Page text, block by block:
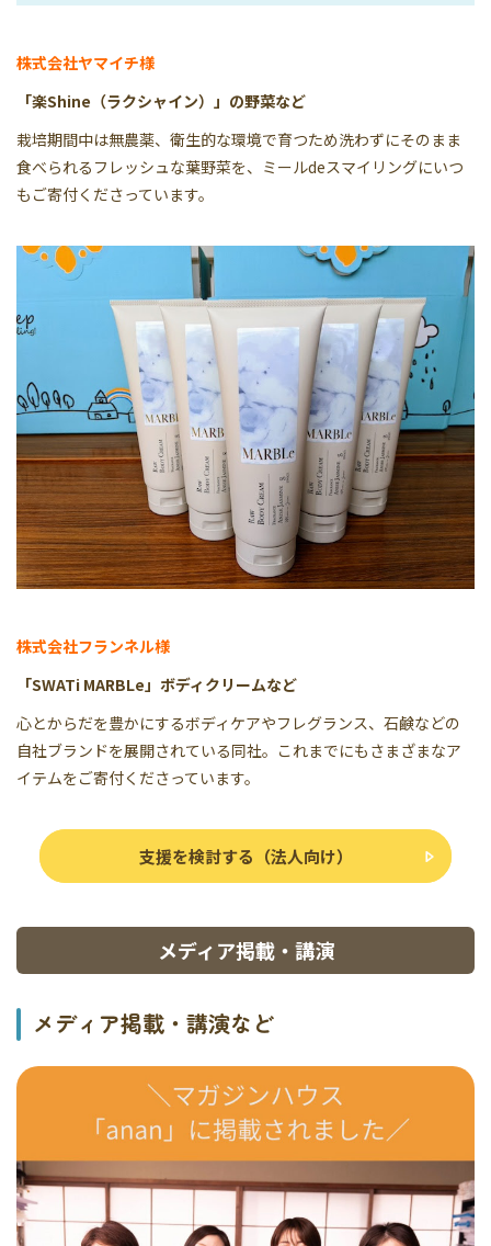
株式会社ヤマイチ様
「楽Shine（ラクシャイン）」の野菜など
栽培期間中は無農薬、衛生的な環境で育つため洗わずにそのまま
食べられるフレッシュな葉野菜を、ミールdeスマイリングにいつ
もご寄付くださっています。
株式会社フランネル様
「SWATi MARBLe」ボディクリームなど
心とからだを豊かにするボディケアやフレグランス、石鹸などの
自社ブランドを展開されている同社。これまでにもさまざまなア
イテムをご寄付くださっています。
支援を検討する（法人向け）
メディア掲載・講演
メディア掲載・講演など